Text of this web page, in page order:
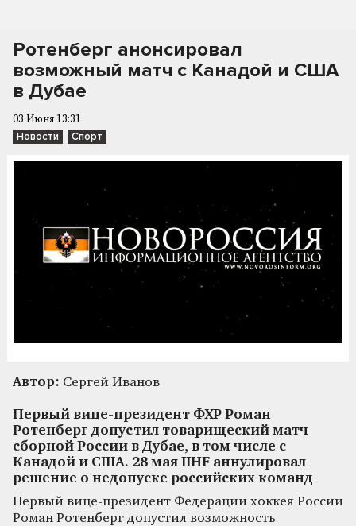
Ротенберг анонсировал
возможный матч с Канадой и США
в Дубае
03 Июня 13:31
Новости Спорт
Автор: Сергей Иванов
Первый вице-президент ФХР Роман
Ротенберг допустил товарищеский матч
сборной России в Дубае, в том числе с
Канадой и США. 28 мая IIHF аннулировал
решение о недопуске российских команд
Первый вице-президент Федерации хоккея России
Роман Ротенберг допустил возможность